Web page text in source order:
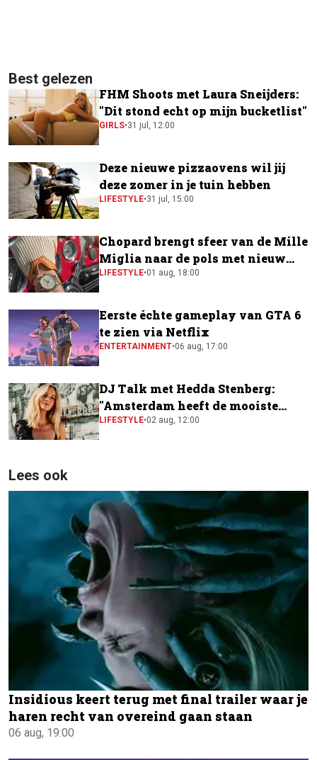
Best gelezen
FHM Shoots met Laura Sneijders:
"Dit stond echt op mijn bucketlist"
GIRLS•31 jul, 12:00
Deze nieuwe pizzaovens wil jij
deze zomer in je tuin hebben
LIFESTYLE•31 jul, 15:00
Chopard brengt sfeer van de Mille
Miglia naar de pols met nieuw
horloge
LIFESTYLE•01 aug, 18:00
Eerste échte gameplay van GTA 6
te zien via Netflix
ENTERTAINMENT•06 aug, 17:00
DJ Talk met Hedda Stenberg:
"Amsterdam heeft de mooiste
festivalscene van Europa"
LIFESTYLE•02 aug, 12:00
Lees ook
Insidious keert terug met final trailer waar je
haren recht van overeind gaan staan
06 aug, 19:00